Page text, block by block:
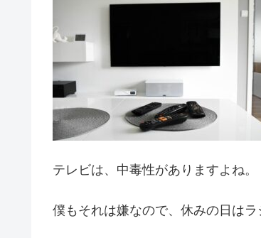
テレビは、中毒性がありますよね。
僕もそれは嫌なので、休みの日はラ